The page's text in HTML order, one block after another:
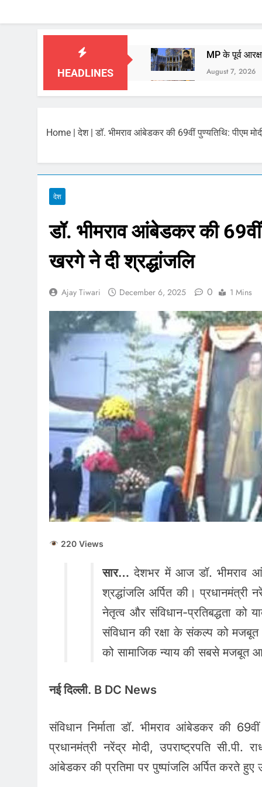
HEADLINES
MP के पूर्व
August 7, 2026
August 7, 2026
August 6, 2026
August 6, 2026
भारतीय शेयर
August 6, 2026
6 अगस्त 2026
August 6, 2026
Home |देश|डॉ. भीमराव आंबेडकर की 69वीं पुण्यतिथि: पीएम
देश
डॉ. भीमराव आंबेडकर की 69वीं
खरगे ने दी श्रद्धांजलि
Ajay Tiwari December 6, 2025 0 1 Mins
220 Views
सार… देशभर में आज डॉ. भीमराव
श्रद्धांजलि अर्पित की। प्रधानमंत्री
नेतृत्व और संविधान-प्रतिबद्धता को
संविधान की रक्षा के संकल्प को
को सामाजिक न्याय की सबसे मजबूत
नई दिल्ली. B DC News
संविधान निर्माता डॉ. भीमराव आंबेडकर की
प्रधानमंत्री नरेंद्र मोदी, उपराष्ट्रपति
आंबेडकर की प्रतिमा पर पुष्पांजलि अर्पित करते हुए